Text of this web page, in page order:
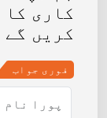
کاری
کریں گے
فوری جواب